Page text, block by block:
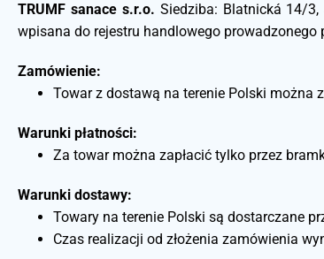
TRUMF sanace s.r.o. Siedziba: Blatnická 14/3,
wpisana do rejestru handlowego prowadzonego
Zamówienie:
Towar z dostawą na terenie Polski można
Warunki płatności:
Za towar można zapłacić tylko przez
Warunki dostawy:
Towary na terenie Polski są dostarczane
Czas realizacji od złożenia zamówienia